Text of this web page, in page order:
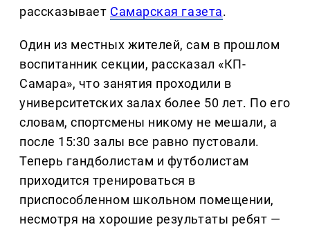
рассказывает Самарская газета.
Один из местных жителей, сам в прошлом
воспитанник секции, рассказал «КП-
Самара», что занятия проходили в
университетских залах более 50 лет. По его
словам, спортсмены никому не мешали, а
после 15:30 залы все равно пустовали.
Теперь гандболистам и футболистам
приходится тренироваться в
приспособленном школьном помещении,
несмотря на хорошие результаты ребят —